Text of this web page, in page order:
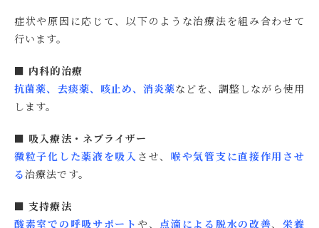
症状や原因に応じて、以下のような治療法を組み合わせて
行います。
■ 内科的治療
抗菌薬、去痰薬、咳止め、消炎薬などを、調整しながら使用
します。
■ 吸入療法・ネブライザー
微粒子化した薬液を吸入 させ、喉や気管支に直接作用させ
る治療法です。
■ 支持療法
酸素室での呼吸サポート や、 点滴による脱水の改善、栄養